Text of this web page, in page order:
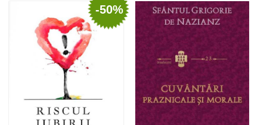
Out of stock Out of stock
-50%